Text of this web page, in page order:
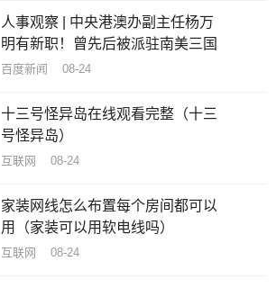
人事观察 | 中央港澳办副主任杨万
明有新职！曾先后被派驻南美三国
百度新闻 08-24
十三号怪异岛在线观看完整（十三
号怪异岛）
互联网 08-24
家装网线怎么布置每个房间都可以
用（家装可以用软电线吗）
互联网 08-24